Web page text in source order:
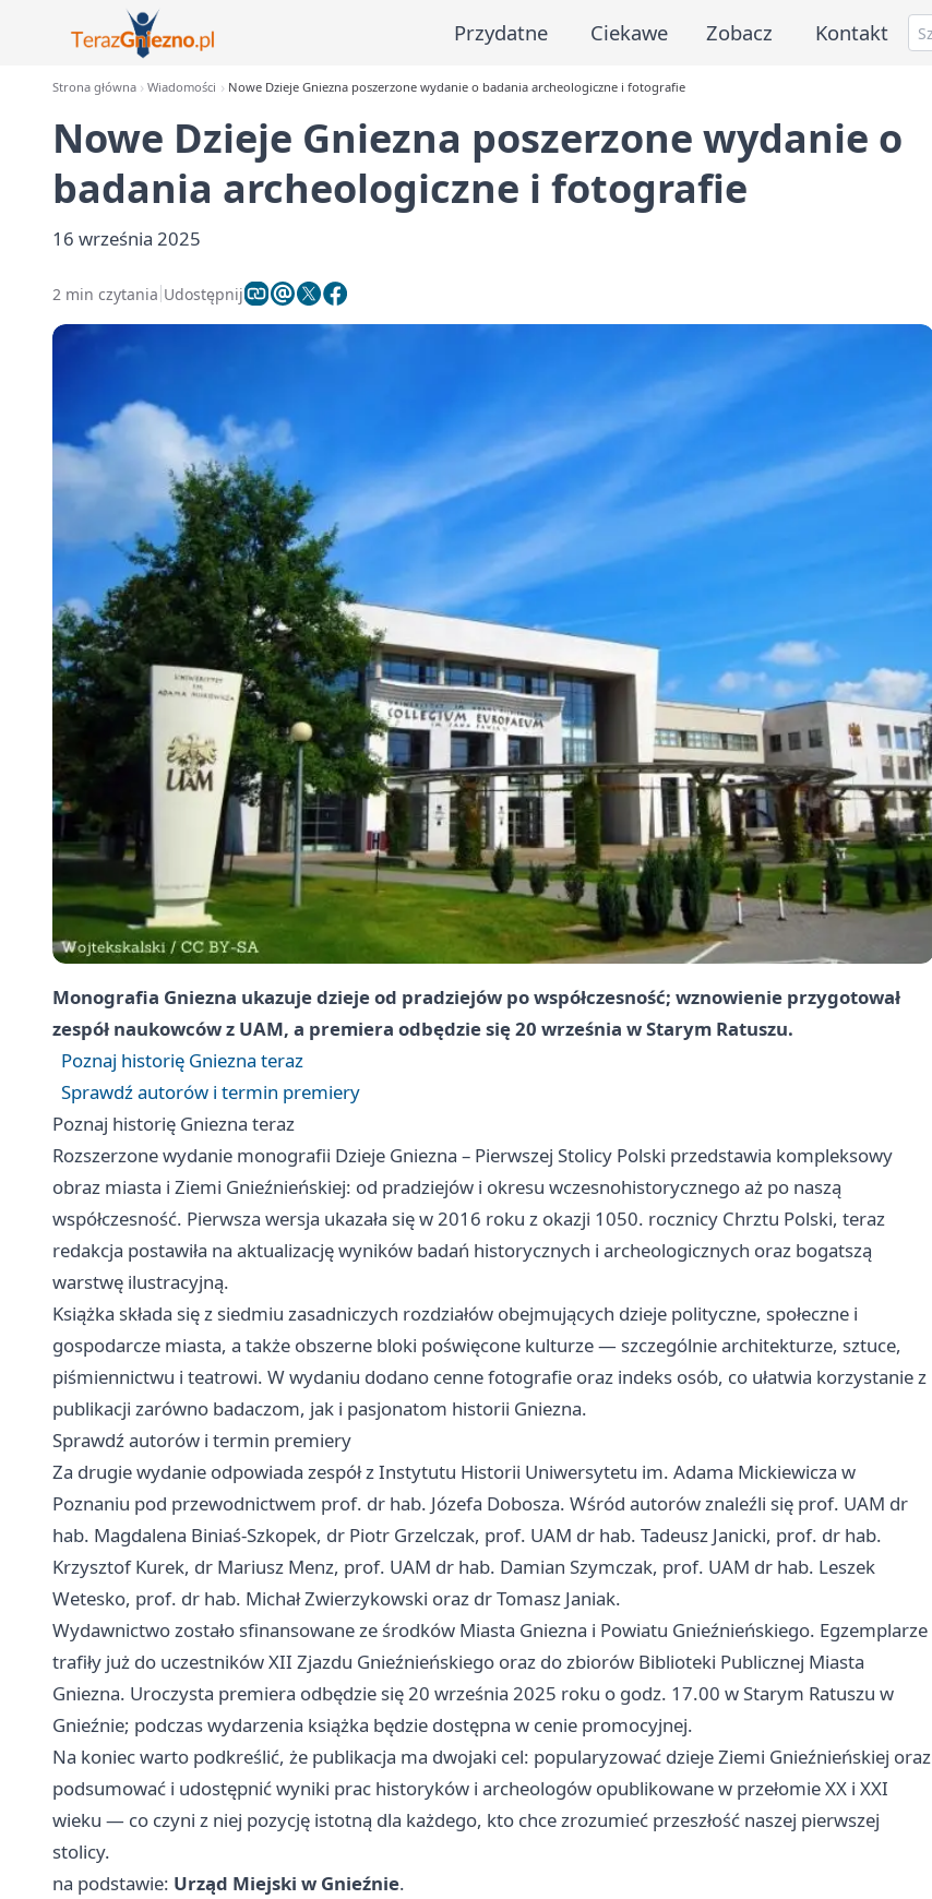
Przydatne Ciekawe Zobacz Kontakt
Strona główna Wiadomości Nowe Dzieje Gniezna poszerzone wydanie o badania archeologiczne i fotografie
Nowe Dzieje Gniezna poszerzone wydanie o
badania archeologiczne i fotografie
16 września 2025
2 min czytania Udostępnij
Monografia Gniezna ukazuje dzieje od pradziejów po współczesność; wznowienie przygotował
zespół naukowców z UAM, a premiera odbędzie się 20 września w Starym Ratuszu.
Poznaj historię Gniezna teraz
Sprawdź autorów i termin premiery
Poznaj historię Gniezna teraz
Rozszerzone wydanie monografii Dzieje Gniezna – Pierwszej Stolicy Polski przedstawia kompleksowy
obraz miasta i Ziemi Gnieźnieńskiej: od pradziejów i okresu wczesnohistorycznego aż po naszą
współczesność. Pierwsza wersja ukazała się w 2016 roku z okazji 1050. rocznicy Chrztu Polski, teraz
redakcja postawiła na aktualizację wyników badań historycznych i archeologicznych oraz bogatszą
warstwę ilustracyjną.
Książka składa się z siedmiu zasadniczych rozdziałów obejmujących dzieje polityczne, społeczne i
gospodarcze miasta, a także obszerne bloki poświęcone kulturze — szczególnie architekturze, sztuce,
piśmiennictwu i teatrowi. W wydaniu dodano cenne fotografie oraz indeks osób, co ułatwia korzystanie z
publikacji zarówno badaczom, jak i pasjonatom historii Gniezna.
Sprawdź autorów i termin premiery
Za drugie wydanie odpowiada zespół z Instytutu Historii Uniwersytetu im. Adama Mickiewicza w
Poznaniu pod przewodnictwem prof. dr hab. Józefa Dobosza. Wśród autorów znaleźli się prof. UAM dr
hab. Magdalena Biniaś‑Szkopek, dr Piotr Grzelczak, prof. UAM dr hab. Tadeusz Janicki, prof. dr hab.
Krzysztof Kurek, dr Mariusz Menz, prof. UAM dr hab. Damian Szymczak, prof. UAM dr hab. Leszek
Wetesko, prof. dr hab. Michał Zwierzykowski oraz dr Tomasz Janiak.
Wydawnictwo zostało sfinansowane ze środków Miasta Gniezna i Powiatu Gnieźnieńskiego. Egzemplarze
trafiły już do uczestników XII Zjazdu Gnieźnieńskiego oraz do zbiorów Biblioteki Publicznej Miasta
Gniezna. Uroczysta premiera odbędzie się 20 września 2025 roku o godz. 17.00 w Starym Ratuszu w
Gnieźnie; podczas wydarzenia książka będzie dostępna w cenie promocyjnej.
Na koniec warto podkreślić, że publikacja ma dwojaki cel: popularyzować dzieje Ziemi Gnieźnieńskiej oraz
podsumować i udostępnić wyniki prac historyków i archeologów opublikowane w przełomie XX i XXI
wieku — co czyni z niej pozycję istotną dla każdego, kto chce zrozumieć przeszłość naszej pierwszej
stolicy.
na podstawie: Urząd Miejski w Gnieźnie.